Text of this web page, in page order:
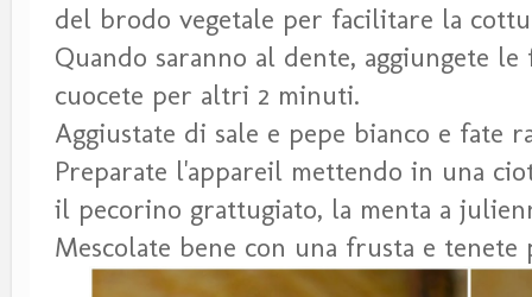
del brodo vegetale per facilitare la
Quando saranno al dente, aggiungete
cuocete per altri 2 minuti.
Aggiustate di sale e pepe bianco e fate
Preparate l'appareil mettendo in una
il pecorino grattugiato, la menta a
Mescolate bene con una frusta e